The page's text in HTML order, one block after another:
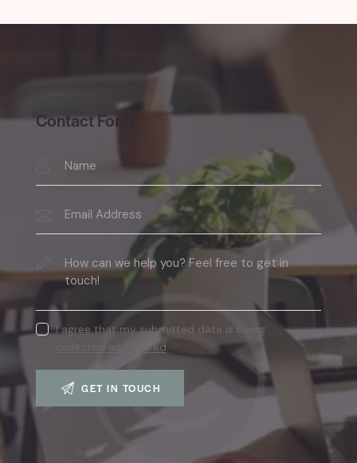
Contact Form
I agree that my submitted data is being
collected and stored.